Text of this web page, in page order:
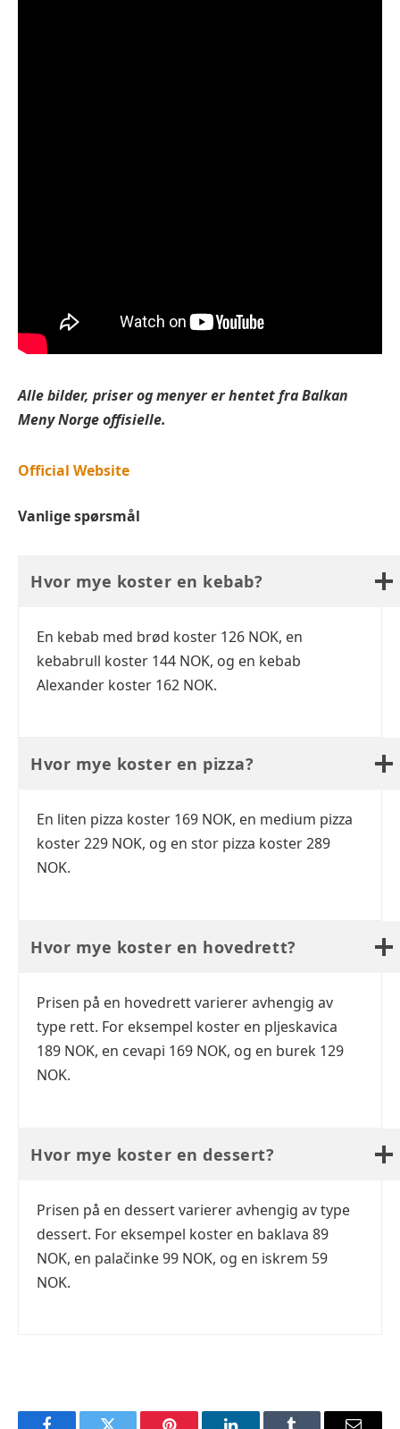
Alle bilder, priser og menyer er hentet fra Balkan
Meny Norge offisielle.
Official Website
Vanlige spørsmål
Hvor mye koster en kebab?
En kebab med brød koster 126 NOK, en
kebabrull koster 144 NOK, og en kebab
Alexander koster 162 NOK.
Hvor mye koster en pizza?
En liten pizza koster 169 NOK, en medium pizza
koster 229 NOK, og en stor pizza koster 289
NOK.
Hvor mye koster en hovedrett?
Prisen på en hovedrett varierer avhengig av
type rett. For eksempel koster en pljeskavica
189 NOK, en cevapi 169 NOK, og en burek 129
NOK.
Hvor mye koster en dessert?
Prisen på en dessert varierer avhengig av type
dessert. For eksempel koster en baklava 89
NOK, en palačinke 99 NOK, og en iskrem 59
NOK.